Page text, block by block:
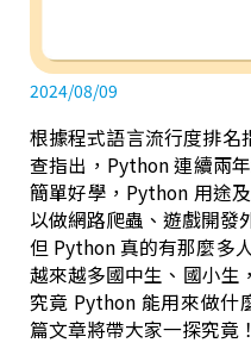
2024/08/09
根據程式語言流行度排名
查指出，Python 連續兩
簡單好學，Python 用途
以做網路爬蟲、遊戲開發
但 Python 真的有那麼多
越來越多國中生、國小生
究竟 Python 能用來做什
篇文章將帶大家一探究竟！